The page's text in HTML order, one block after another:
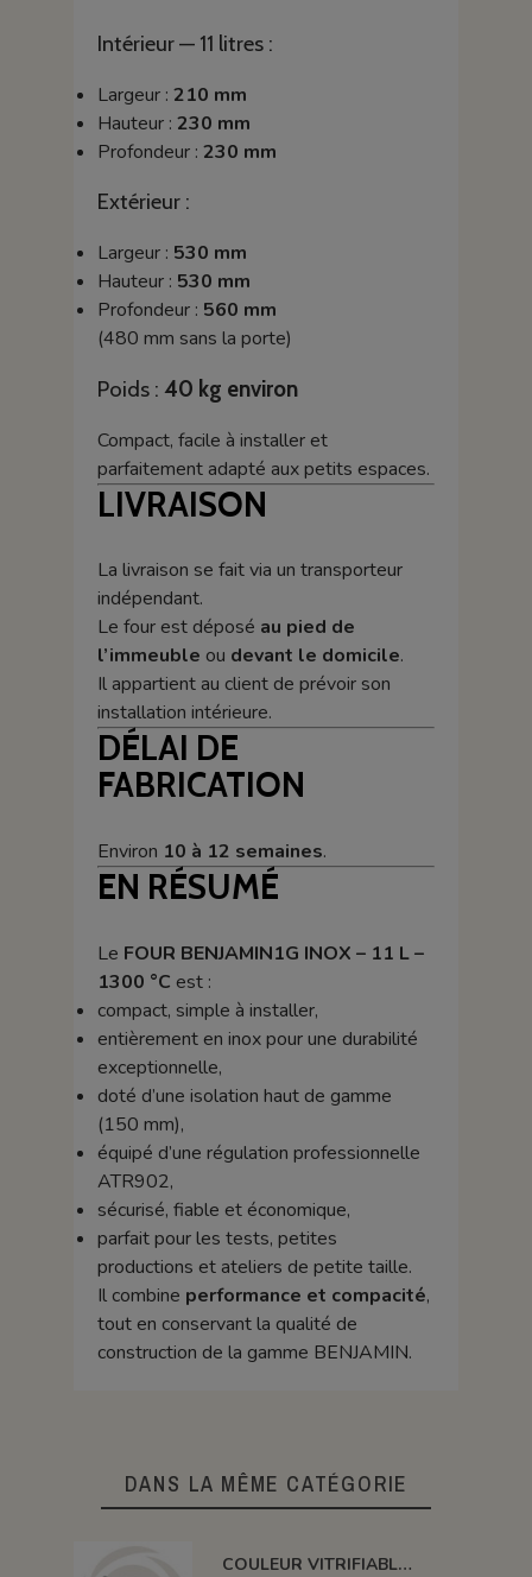
Intérieur — 11 litres :
Largeur : 210 mm
Hauteur : 230 mm
Profondeur : 230 mm
Extérieur :
Largeur : 530 mm
Hauteur : 530 mm
Profondeur : 560 mm
(480 mm sans la porte)
Poids : 40 kg environ
Compact, facile à installer et
parfaitement adapté aux petits espaces.
LIVRAISON
La livraison se fait via un transporteur
indépendant.
Le four est déposé au pied de
l’immeuble ou devant le domicile.
Il appartient au client de prévoir son
installation intérieure.
DÉLAI DE
FABRICATION
Environ 10 à 12 semaines.
EN RÉSUMÉ
Le FOUR BENJAMIN1G INOX – 11 L –
1300 °C est :
compact, simple à installer,
entièrement en inox pour une durabilité
exceptionnelle,
doté d’une isolation haut de gamme
(150 mm),
équipé d’une régulation professionnelle
ATR902,
sécurisé, fiable et économique,
parfait pour les tests, petites
productions et ateliers de petite taille.
Il combine performance et compacité,
tout en conservant la qualité de
construction de la gamme BENJAMIN.
DANS LA MÊME CATÉGORIE
COULEUR VITRIFIABLE DÉCOR SANS PLOMB JAUNE VA105